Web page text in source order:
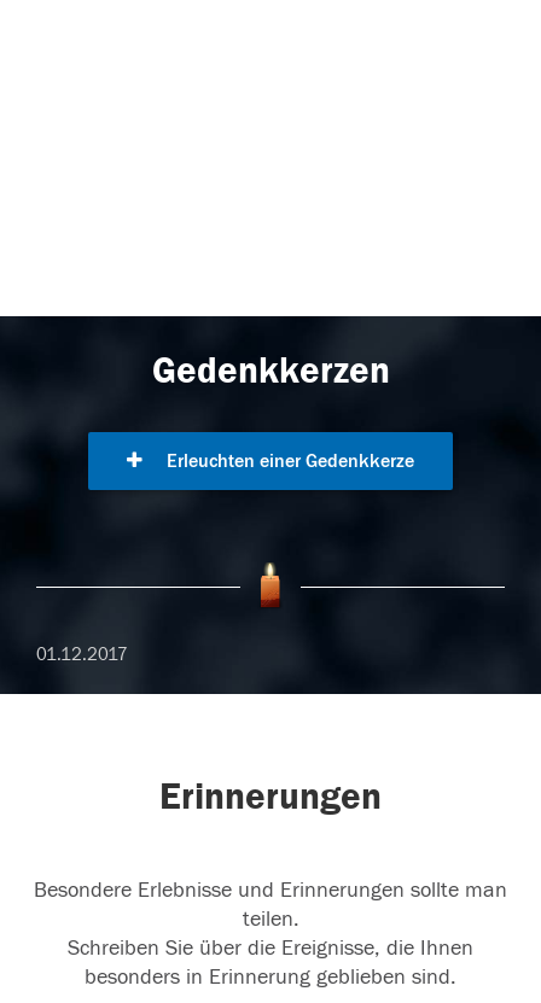
Gedenkkerzen
Erleuchten einer Gedenkkerze
01.12.2017
Erinnerungen
Besondere Erlebnisse und Erinnerungen sollte man
teilen.
Schreiben Sie über die Ereignisse, die Ihnen
besonders in Erinnerung geblieben sind.